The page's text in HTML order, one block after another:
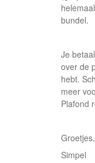
bundel.
Je
over de
hebt.
meer
Plafond
Simpel